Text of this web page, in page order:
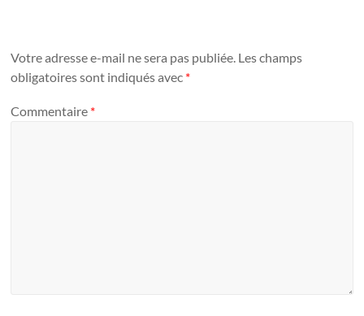
Votre adresse e-mail ne sera pas publiée. Les champs
obligatoires sont indiqués avec *
Commentaire *